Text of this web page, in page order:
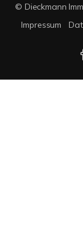
© Dieckmann
Impressum